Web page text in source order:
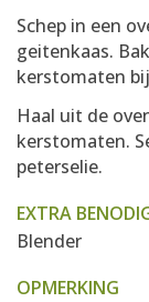
Schep in een
geitenkaas.
kerstomaten
Haal uit de
kerstomaten.
peterselie.
EXTRA
Blender
OPMERKING